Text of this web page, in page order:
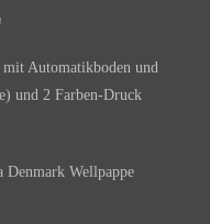
mit Automatikboden und
und 2 Farben-Druck